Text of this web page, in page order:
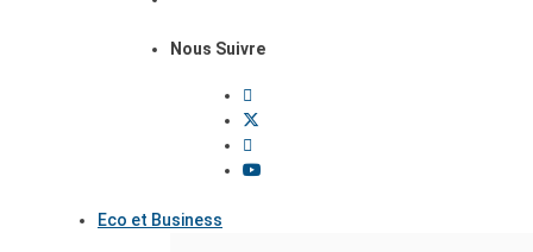
Nous Suivre
Eco et Business